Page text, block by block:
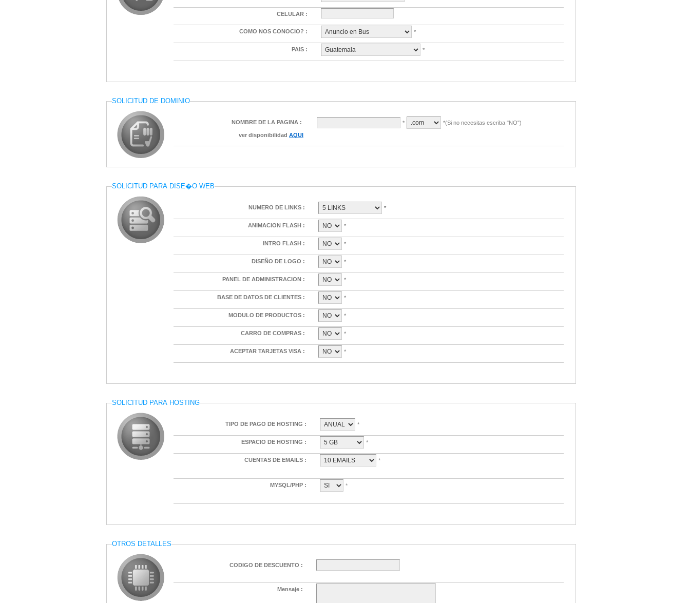
CELULAR :
COMO NOS CONOCIO? : *
PAIS : *
SOLICITUD DE DOMINIO
NOMBRE DE LA PAGINA :
ver disponibilidad AQUI
* *(Si no necesitas escriba "NO")
SOLICITUD PARA DISE�O WEB
NUMERO DE LINKS : *
ANIMACION FLASH : *
INTRO FLASH : *
DISEÑO DE LOGO : *
PANEL DE ADMINISTRACION : *
BASE DE DATOS DE CLIENTES : *
MODULO DE PRODUCTOS : *
CARRO DE COMPRAS : *
ACEPTAR TARJETAS VISA : *
SOLICITUD PARA HOSTING
TIPO DE PAGO DE HOSTING : *
ESPACIO DE HOSTING : *
CUENTAS DE EMAILS : *
MYSQL/PHP : *
OTROS DETALLES
CODIGO DE DESCUENTO :
Mensaje :